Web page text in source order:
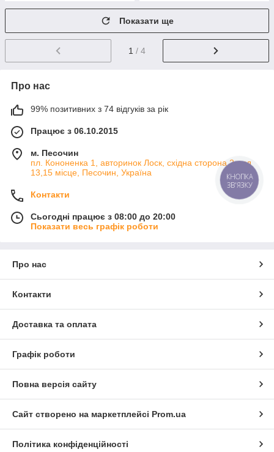
Показати ще
1 / 4
Про нас
99% позитивних з 74 відгуків за рік
Працює з 06.10.2015
м. Песочин
пл. Кононенка 1, авторинок Лоск, східна сторона 2 ряд
13,15 місце, Песочин, Україна
Контакти
Сьогодні працює з 08:00 до 20:00
Показати весь графік роботи
Про нас
Контакти
Доставка та оплата
Графік роботи
Повна версія сайту
Сайт створено на маркетплейсі Prom.ua
Політика конфіденційності
КНОПКА
ЗВ'ЯЗКУ